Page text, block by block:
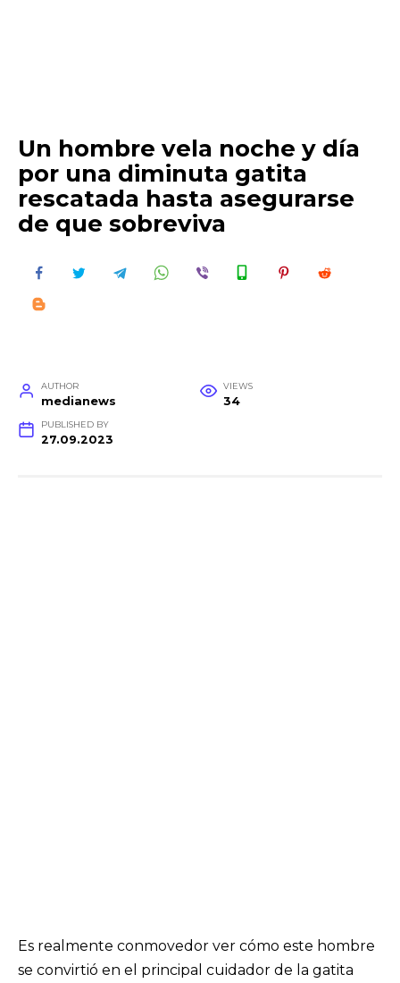
Un hombre vela noche y día
por una diminuta gatita
rescatada hasta asegurarse
de que sobreviva
AUTHOR
medianews
VIEWS
34
PUBLISHED BY
27.09.2023
Es realmente conmovedor ver cómo este hombre
se convirtió en el principal cuidador de la gatita